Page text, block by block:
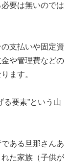
要は無いのでは
支払いや固定資
や管理費などの
ます。
る要素”という山
ある旦那さんあ
た家族（子供が